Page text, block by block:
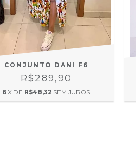
CONJUNTO DANI F6
R$289,90
6 X DE R$48,32 SEM JUROS